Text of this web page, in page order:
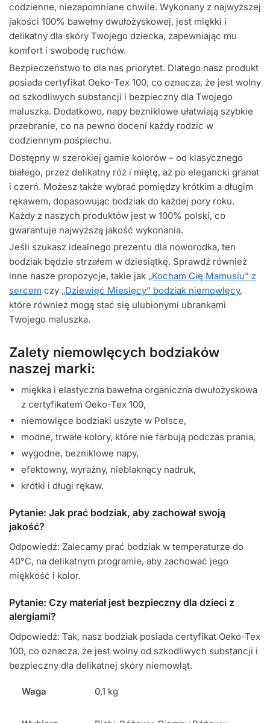
codzienne, niezapomniane chwile. Wykonany z najwyższej
jakości 100% bawełny dwułożyskowej, jest miękki i
delikatny dla skóry Twojego dziecka, zapewniając mu
komfort i swobodę ruchów.
Bezpieczeństwo to dla nas priorytet. Dlatego nasz produkt
posiada certyfikat Oeko-Tex 100, co oznacza, że jest wolny
od szkodliwych substancji i bezpieczny dla Twojego
maluszka. Dodatkowo, napy bezniklowe ułatwiają szybkie
przebranie, co na pewno doceni każdy rodzic w
codziennym pośpiechu.
Dostępny w szerokiej gamie kolorów – od klasycznego
białego, przez delikatny róż i miętę, aż po elegancki granat
i czerń. Możesz także wybrać pomiędzy krótkim a długim
rękawem, dopasowując bodziak do każdej pory roku.
Każdy z naszych produktów jest w 100% polski, co
gwarantuje najwyższą jakość wykonania.
Jeśli szukasz idealnego prezentu dla noworodka, ten
bodziak będzie strzałem w dziesiątkę. Sprawdź również
inne nasze propozycje, takie jak „Kocham Cię Mamusiu” z
sercem czy „Dziewięć Miesięcy” bodziak niemowlęcy,
które również mogą stać się ulubionymi ubrankami
Twojego maluszka.
Zalety niemowlęcych bodziaków
naszej marki:
miękka i elastyczna bawełna organiczna dwułożyskowa
z certyfikatem Oeko-Tex 100,
niemowlęce bodziaki uszyte w Polsce,
modne, trwałe kolory, które nie farbują podczas prania,
wygodne, bezniklowe napy,
efektowny, wyraźny, nieblaknący nadruk,
krótki i długi rękaw.
Pytanie: Jak prać bodziak, aby zachował swoją
jakość?
Odpowiedź: Zalecamy prać bodziak w temperaturze do
40°C, na delikatnym programie, aby zachować jego
miękkość i kolor.
Pytanie: Czy materiał jest bezpieczny dla dzieci z
alergiami?
Odpowiedź: Tak, nasz bodziak posiada certyfikat Oeko-Tex
100, co oznacza, że jest wolny od szkodliwych substancji i
bezpieczny dla delikatnej skóry niemowląt.
Waga 0,1 kg